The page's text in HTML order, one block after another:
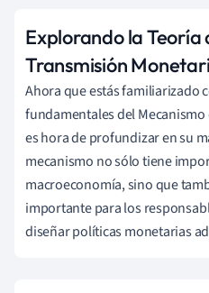
Explorando la Teoría
Transmisión
Ahora que estás familiarizado
fundamentales del
es hora de profundizar en su
mecanismo no sólo tiene
macroeconomía, sino que
importante para los
diseñar políticas monetarias